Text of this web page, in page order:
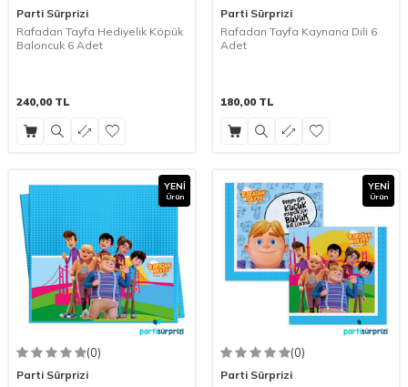
Parti Sürprizi
Rafadan Tayfa Hediyelik Köpük
Baloncuk 6 Adet
240,00 TL
Parti Sürprizi
Rafadan Tayfa Kaynana Dili 6
Adet
180,00 TL
YENI
Ürün
(0)
Parti Sürprizi
YENI
Ürün
(0)
Parti Sürprizi